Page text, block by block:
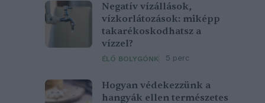
Negatív vízállások,
vízkorlátozások: miképp
takarékoskodhatsz a
vízzel?
ÉLŐ BOLYGÓNK 5 perc
Hogyan védekezzünk a
hangyák ellen természetes